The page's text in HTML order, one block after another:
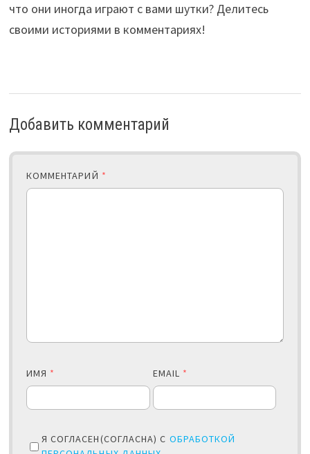
что они иногда играют с вами шутки? Делитесь
своими историями в комментариях!
Добавить комментарий
КОММЕНТАРИЙ *
ИМЯ * EMAIL *
Я СОГЛАСЕН(СОГЛАСНА) С ОБРАБОТКОЙ